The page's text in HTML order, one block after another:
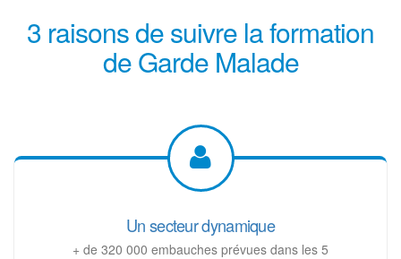
3 raisons de suivre la formation
de Garde Malade
Un secteur dynamique
+ de 320 000 embauches prévues dans les 5